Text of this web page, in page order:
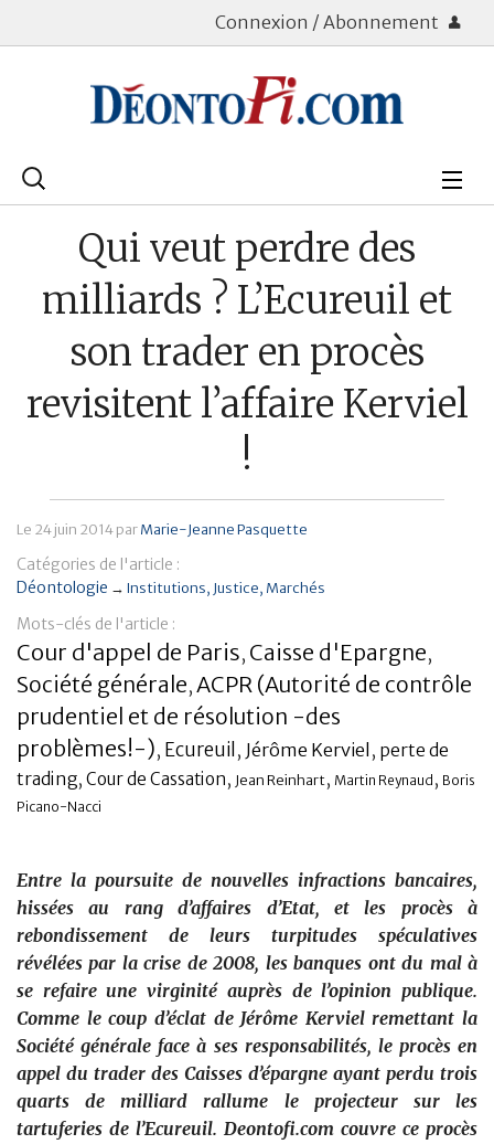
Connexion / Abonnement
Rechercher
Banque
Qui veut perdre des
milliards ? L’Ecureuil et
son trader en procès
revisitent l’affaire Kerviel
!
Le 24 juin 2014parMarie-Jeanne Pasquette
Catégories de l'article :
Déontologie → Institutions Justice Marchés
Mots-clés de l'article :
Cour d'appel de Paris, Caisse d'Epargne,
Société générale, ACPR (Autorité de contrôle
prudentiel et de résolution -des
problèmes!-), Ecureuil, Jérôme Kerviel , perte de
trading, Cour de Cassation, Jean Reinhart, Martin Reynaud , Boris
Picano-Nacci
Entre la poursuite de nouvelles infractions bancaires,
hissées au rang d’affaires d’Etat, et les procès à
rebondissement de leurs turpitudes spéculatives
révélées par la crise de 2008, les banques ont du mal à
se refaire une virginité auprès de l’opinion publique.
Comme le coup d’éclat de Jérôme Kerviel remettant la
Société générale face à ses responsabilités, le procès en
appel du trader des Caisses d’épargne ayant perdu trois
quarts de milliard rallume le projecteur sur les
tartuferies de l’Ecureuil. Deontofi.com couvre ce procès